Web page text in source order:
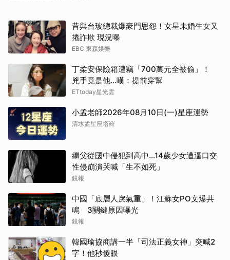
昔與台玻總裁爆豪門恩怨！女星未婚生女又
捲詐欺 現況曝
EBC 東森娛樂
丁柔安保險箱遭竊「700萬元全被偷」！
兇手竟是他...嘆：提前穿幫
ETtoday星光雲
小孟老師2026年08月10日(一)星座運勢
清水孟星座塔羅
繼父從國中侵犯到高中…14歲少女遭逼口交
性侵崩潰哭喊「生不如死」
鏡報
中國「底層人戾氣重」！江蘇女PO文爆共
鳴 3關鍵原因曝光
鏡報
韓國瑜協商講一半「司法正義女神」突喊2
字！他秒傻眼